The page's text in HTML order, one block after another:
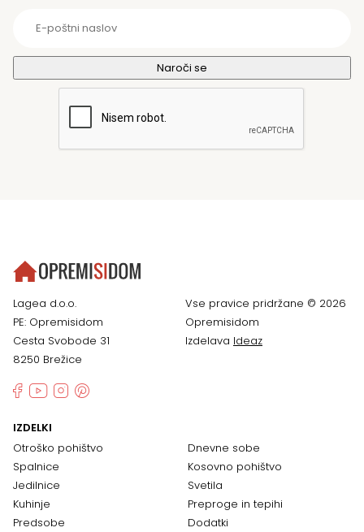
Lagea d.o.o.
PE: Opremisidom
Cesta Svobode 31
8250 Brežice
Vse pravice pridržane © 2026
Opremisidom
Izdelava Ideaz
IZDELKI
Otroško pohištvo
Spalnice
Jedilnice
Kuhinje
Predsobe
Dnevne sobe
Kosovno pohištvo
Svetila
Preproge in tepihi
Dodatki